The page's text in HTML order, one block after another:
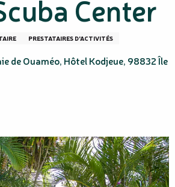
Center
PRESTATAIRES D'ACTIVITÉS
de Ouaméo, Hôtel Kodjeue, 98832 Île
favoris